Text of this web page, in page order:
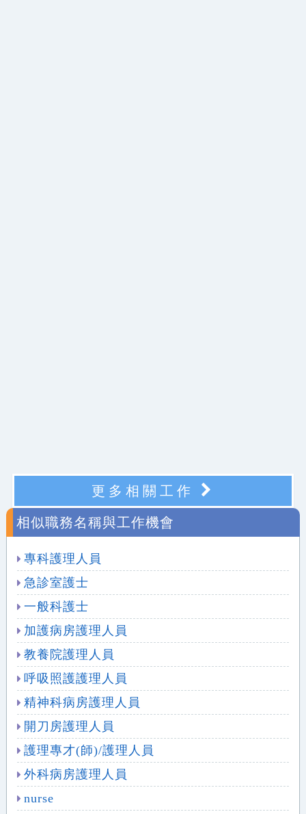
更多相關工作
相似職務名稱與工作機會
專科護理人員
急診室護士
一般科護士
加護病房護理人員
教養院護理人員
呼吸照護護理人員
精神科病房護理人員
開刀房護理人員
護理專才(師)/護理人員
外科病房護理人員
nurse